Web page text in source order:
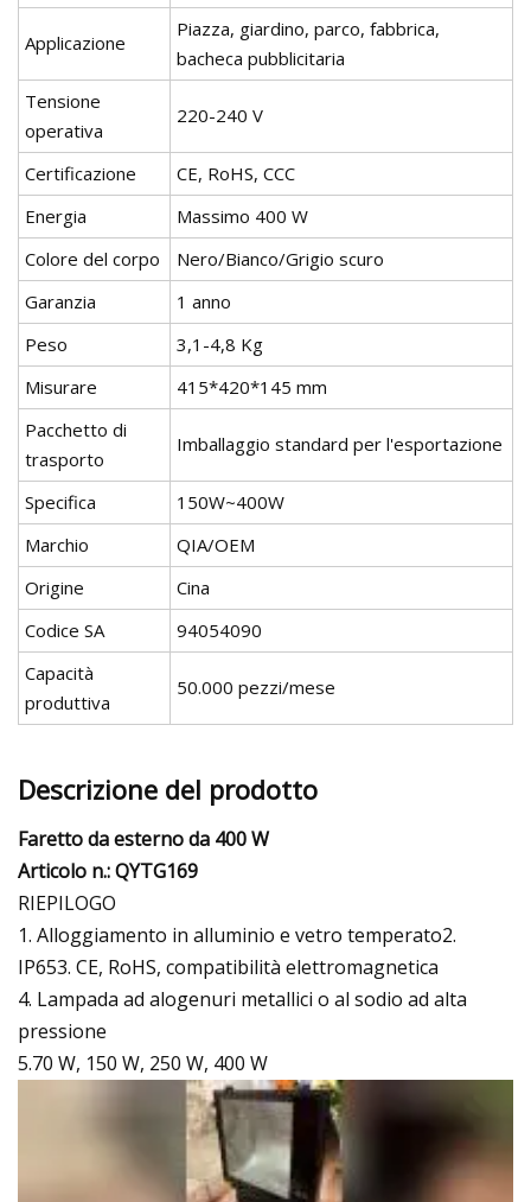
Applicazione
Piazza, giardino, parco, fabbrica,
bacheca pubblicitaria
Tensione
operativa
220-240 V
Certificazione
CE, RoHS, CCC
Energia
Massimo 400 W
Colore del corpo
Nero/Bianco/Grigio scuro
Garanzia
1 anno
Peso
3,1-4,8 Kg
Misurare
415*420*145 mm
Pacchetto di
trasporto
Imballaggio standard per l'esportazione
Specifica
150W~400W
Marchio
QIA/OEM
Origine
Cina
Codice SA
94054090
Capacità
produttiva
50.000 pezzi/mese
Descrizione del prodotto
Faretto da esterno da 400 W
Articolo n.: QYTG169
RIEPILOGO
1. Alloggiamento in alluminio e vetro temperato2.
IP653. CE, RoHS, compatibilità elettromagnetica
4. Lampada ad alogenuri metallici o al sodio ad alta
pressione
5.70 W, 150 W, 250 W, 400 W